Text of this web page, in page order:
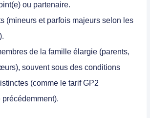
ou partenaire.
(mineurs et parfois majeurs selon les
de la famille élargie (parents,
souvent sous des conditions
(comme le tarif GP2
précédemment).